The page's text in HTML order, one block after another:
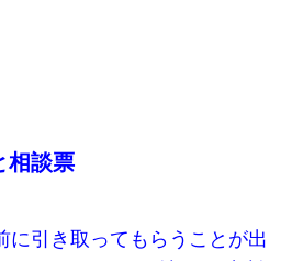
相談票
に引き取ってもらうことが出